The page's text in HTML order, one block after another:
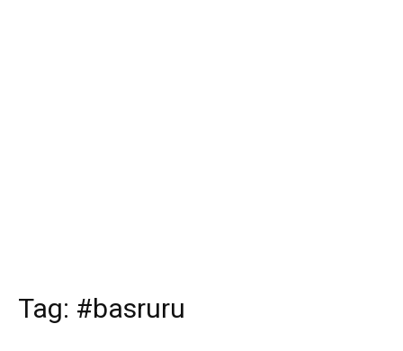
Tag: #basruru